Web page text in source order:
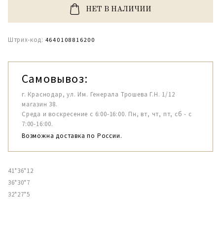
НЕТ В НАЛИЧИИ
Штрих-код: 4640108816200
Самовывоз:
г. Краснодар, ул. Им. Генерала Трошева Г.Н. 1/12
магазин 38.
Среда и воскресение с 6:00-16:00. Пн, вт, чт, пт, сб - с
7:00-16:00.
Возможна доставка по России.
41*36*12
36*30*7
32*27*5